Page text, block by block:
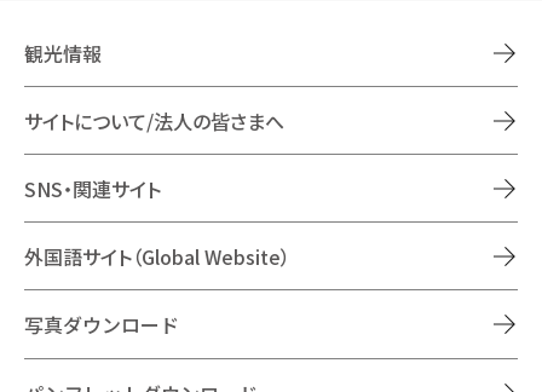
観光情報
サイトについて/法人の皆さまへ
SNS・関連サイト
外国語サイト（Global Website）
写真ダウンロード